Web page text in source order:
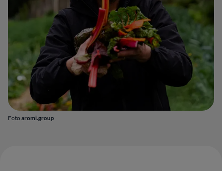
Foto aromi.group